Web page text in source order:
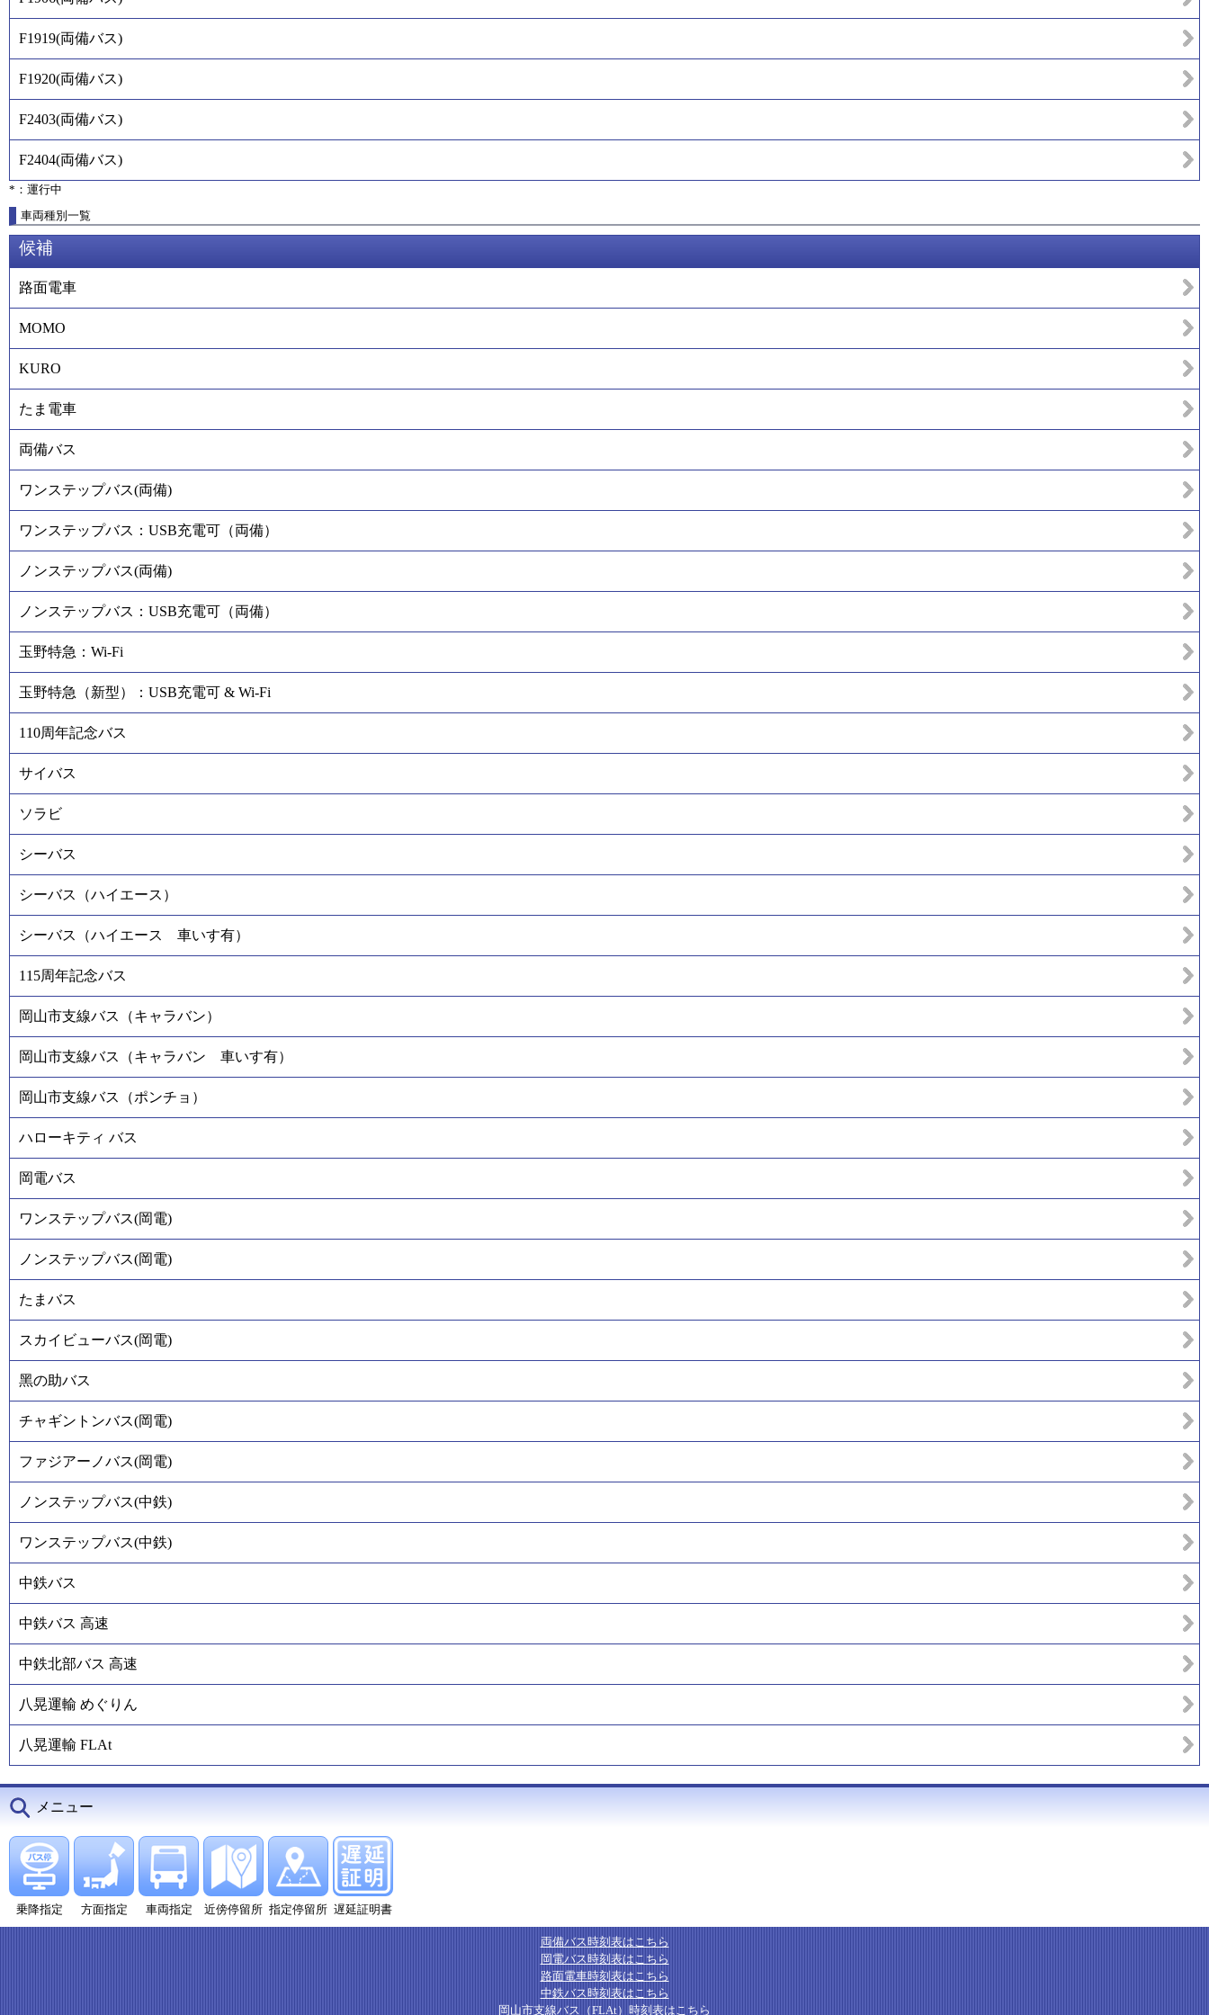
F1919(両備バス)
F1920(両備バス)
F2403(両備バス)
F2404(両備バス)
*：運行中
車両種別一覧
候補
路面電車
MOMO
KURO
たま電車
両備バス
ワンステップバス(両備)
ワンステップバス：USB充電可（両備）
ノンステップバス(両備)
ノンステップバス：USB充電可（両備）
玉野特急：Wi-Fi
玉野特急（新型）：USB充電可 & Wi-Fi
110周年記念バス
サイバス
ソラビ
シーバス
シーバス（ハイエース）
シーバス（ハイエース 車いす有）
115周年記念バス
岡山市支線バス（キャラバン）
岡山市支線バス（キャラバン 車いす有）
岡山市支線バス（ポンチョ）
ハローキティ バス
岡電バス
ワンステップバス(岡電)
ノンステップバス(岡電)
たまバス
スカイビューバス(岡電)
黑の助バス
チャギントンバス(岡電)
ファジアーノバス(岡電)
ノンステップバス(中鉄)
ワンステップバス(中鉄)
中鉄バス
中鉄バス 高速
中鉄北部バス 高速
八晃運輸 めぐりん
八晃運輸 FLAt
メニュー
乗降指定 方面指定 車両指定 近傍停留所 指定停留所 遅延証明書
両備バス時刻表はこちら
岡電バス時刻表はこちら
路面電車時刻表はこちら
中鉄バス時刻表はこちら
岡山市支線バス（FLAt）時刻表はこちら